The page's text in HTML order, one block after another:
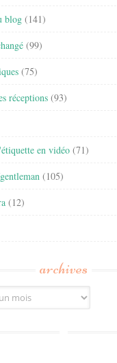
blog (141)
(99)
(75)
réceptions (93)
en vidéo (71)
(105)
(12)
archives